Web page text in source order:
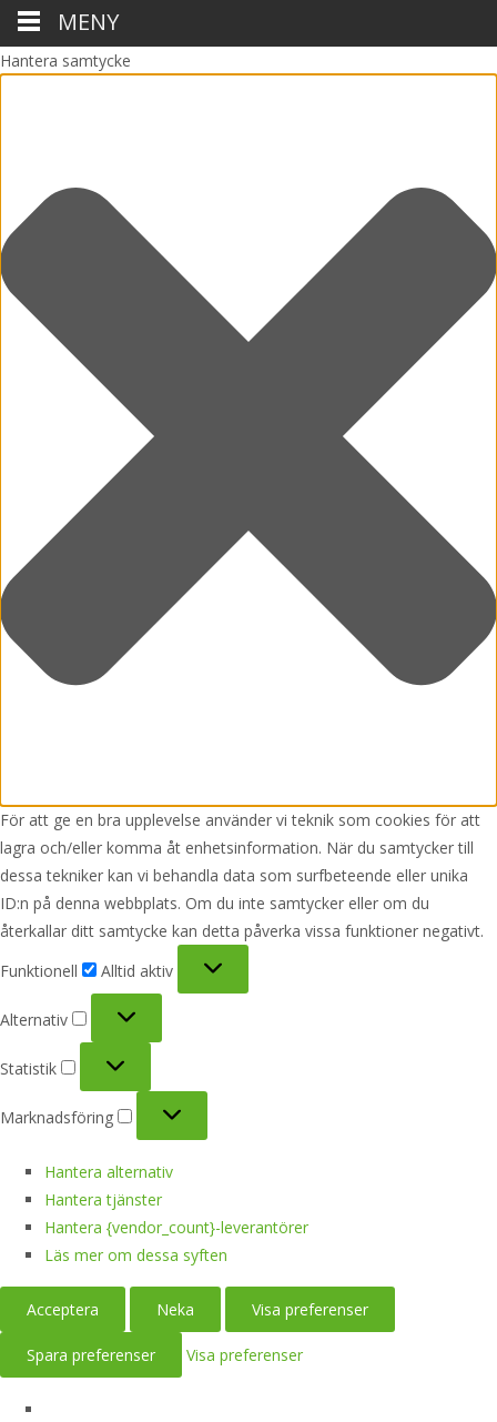
Hantera samtycke
För att ge en bra upplevelse använder vi teknik som cookies för att
lagra och/eller komma åt enhetsinformation. När du samtycker till
dessa tekniker kan vi behandla data som surfbeteende eller unika
ID:n på denna webbplats. Om du inte samtycker eller om du
återkallar ditt samtycke kan detta påverka vissa funktioner negativt.
Funktionell
Alltid aktiv
Alternativ
Statistik
Marknadsföring
Hantera alternativ
Hantera tjänster
Hantera {vendor_count}-leverantörer
Läs mer om dessa syften
Acceptera Neka Visa preferenser
Spara preferenser Visa preferenser
MENY